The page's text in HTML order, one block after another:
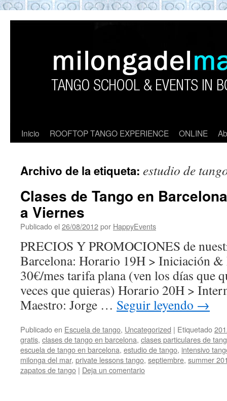
experience. Private Tango Lesson. Rooftop
Tango experience Barcelona. Tango
Inicio ROOFTOP TANGO EXPERIENCE ONLINE
Archivo de la etiqueta: estudio de
Clases de Tango en
a Viernes
Publicado el 26/08/2012por HappyEvents
PRECIOS Y PROMOCIONES de
Barcelona: Horario 19H > Iniciación
30€/mes tarifa plana (ven los días que
veces que quieras) Horario 20H >
Maestro: Jorge … Seguir leyendo →
Publicado en Escuela de tango, Uncategorized | Etiquetado
gratis, clases de tango en barcelona, clases particulares de
escuela de tango en barcelona, estudio de tango, intensivo
milonga del mar, private lessons tango, septiembre, summer
zapatos de tango | Deja un comentario